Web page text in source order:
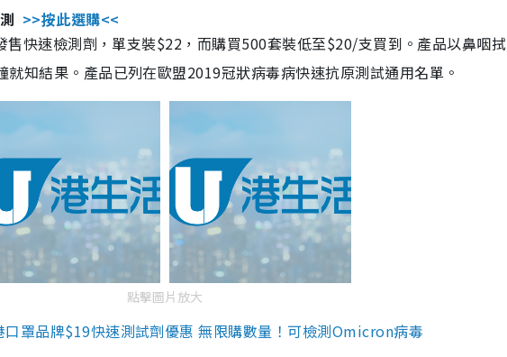
>>按此選購<<
售快速檢測劑，單支裝$22，而購買500套裝低至$20/支買到。產品以鼻咽
知結果。產品已列在歐盟2019冠狀病毒病快速抗原測試通用名單。
點擊圖片放大
罩品牌$19快速測試劑優惠 無限購數量！可檢測Omicron病毒